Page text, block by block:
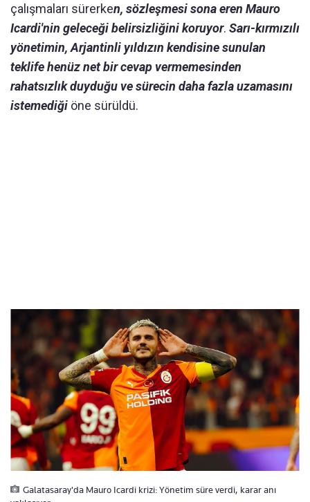
çalışmaları sürerken, sözleşmesi sona eren Mauro
Icardi'nin geleceği belirsizliğini koruyor. Sarı-kırmızılı
yönetimin, Arjantinli yıldızın kendisine sunulan
teklife henüz net bir cevap vermemesinden
rahatsızlık duyduğu ve sürecin daha fazla uzamasını
istemediği öne sürüldü.
Galatasaray'da Mauro Icardi krizi: Yönetim süre verdi, karar anı